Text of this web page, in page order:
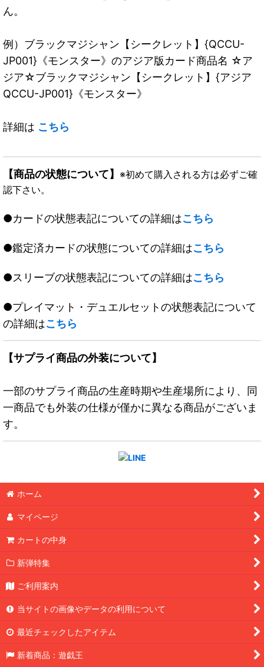
ん。
例）ブラックマジシャン【シークレット】{QCCU-
JP001}《モンスター》のアジア版カード商品名 ☆ア
ジア☆ブラックマジシャン【シークレット】{アジア
QCCU-JP001}《モンスター》
詳細は こちら
【商品の状態について】 ※初めて購入される方は必ずご確
認下さい。
●カードの状態表記についての詳細はこちら
●鑑定済カードの状態についての詳細はこちら
●スリーブの状態表記についての詳細はこちら
●プレイマット・デュエルセットの状態表記について
の詳細はこちら
【サプライ商品の外装について】
一部のサプライ商品の生産時期や生産場所により、同
一商品でも外装の仕様が僅かに異なる商品がございま
す。
ホーム
マイページ
カートの中身
新弾特集
ご利用案内
当サイトの画像やデータの利用について
最近チェックしたアイテム
新着商品：遊戯王